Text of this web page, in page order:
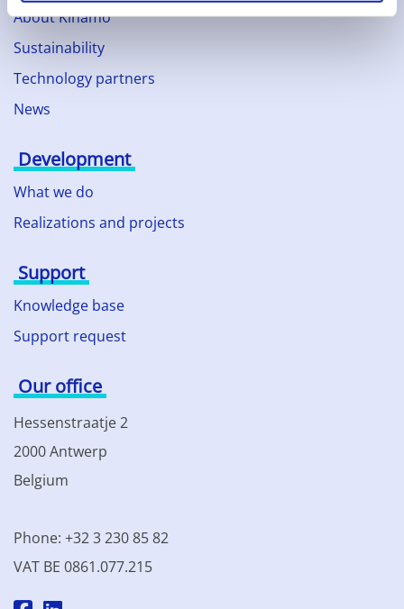
About Kinamo
Sustainability
Technology partners
News
Development
What we do
Realizations and projects
Support
Knowledge base
Support request
Our office
Hessenstraatje 2
2000 Antwerp
Belgium
Phone: +32 3 230 85 82
VAT BE 0861.077.215